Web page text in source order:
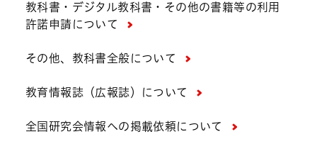
教科書・デジタル教科書・その他の書籍等の利用
許諾申請について
その他、教科書全般について
教育情報誌（広報誌）について
全国研究会情報への掲載依頼について